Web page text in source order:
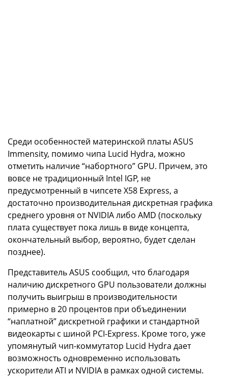
Среди особенностей материнской платы ASUS
Immensity, помимо чипа Lucid Hydra, можно
отметить наличие “набортного” GPU. Причем, это
вовсе не традиционный Intel IGP, не
предусмотренный в чипсете X58 Express, а
достаточно производительная дискретная графика
среднего уровня от NVIDIA либо AMD (поскольку
плата существует пока лишь в виде концепта,
окончательный выбор, вероятно, будет сделан
позднее).
Представитель ASUS сообщил, что благодаря
наличию дискретного GPU пользователи должны
получить выигрыш в производительности
примерно в 20 процентов при объединении
“наплатной” дискретной графики и стандартной
видеокарты с шиной PCI-Express. Кроме того, уже
упомянутый чип-коммутатор Lucid Hydra дает
возможность одновременно использовать
ускорители ATI и NVIDIA в рамках одной системы.